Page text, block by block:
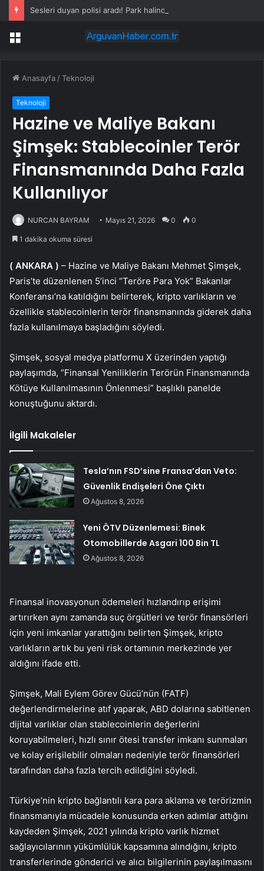
Menü
Anasayfa /Teknoloji
Teknoloji
Hazine ve Maliye Bakanı
Şimşek: Stablecoinler Terör
Finansmanında Daha Fazla
Kullanılıyor
NURCAN BAYRAM Mayıs 21, 2026 0 0
1 dakika okuma süresi
( ANKARA ) – Hazine ve Maliye Bakanı Mehmet Şimşek,
Paris’te düzenlenen 5’inci “Teröre Para Yok” Bakanlar
Konferansı’na katıldığını belirterek, kripto varlıkların ve
özellikle stablecoinlerin terör finansmanında giderek daha
fazla kullanılmaya başladığını söyledi.
Şimşek, sosyal medya platformu X üzerinden yaptığı
paylaşımda, “Finansal Yeniliklerin Terörün Finansmanında
Kötüye Kullanılmasının Önlenmesi” başlıklı panelde
konuştuğunu aktardı.
İlgili Makaleler
Tesla’nın FSD’sine Fransa’dan Veto:
Güvenlik Endişeleri Öne Çıktı
Ağustos 8, 2026
Yeni ÖTV Düzenlemesi: Binek
Otomobillerde Asgari 100 Bin TL
Ağustos 8, 2026
Finansal inovasyonun ödemeleri hızlandırıp erişimi
artırırken aynı zamanda suç örgütleri ve terör finansörleri
için yeni imkanlar yarattığını belirten Şimşek, kripto
varlıkların artık bu yeni risk ortamının merkezinde yer
aldığını ifade etti.
Şimşek, Mali Eylem Görev Gücü’nün (FATF)
değerlendirmelerine atıf yaparak, ABD dolarına sabitlenen
dijital varlıklar olan stablecoinlerin değerlerini
koruyabilmeleri, hızlı sınır ötesi transfer imkanı sunmaları
ve kolay erişilebilir olmaları nedeniyle terör finansörleri
tarafından daha fazla tercih edildiğini söyledi.
Türkiye’nin kripto bağlantılı kara para aklama ve terörizmin
finansmanıyla mücadele konusunda erken adımlar attığını
kaydeden Şimşek, 2021 yılında kripto varlık hizmet
sağlayıcılarının yükümlülük kapsamına alındığını, kripto
transferlerinde gönderici ve alıcı bilgilerinin paylaşılmasını